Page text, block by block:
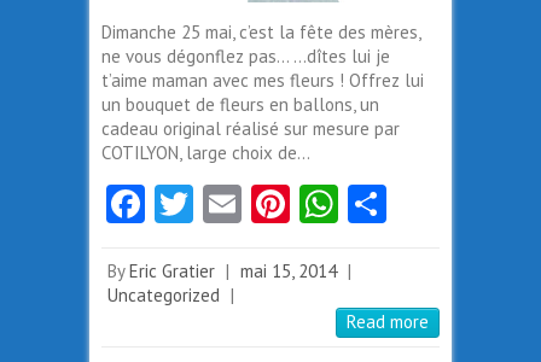
Dimanche 25 mai, c’est la fête des mères,
ne vous dégonflez pas… …dîtes lui je
t’aime maman avec mes fleurs ! Offrez lui
un bouquet de fleurs en ballons, un
cadeau original réalisé sur mesure par
COTILYON, large choix de…
Fa
b
o
T
itt
er
E
ai
Pi
er
W
ts
A er
ByEric Gratier | mai 15, 2014 |
Uncategorized |
Read more